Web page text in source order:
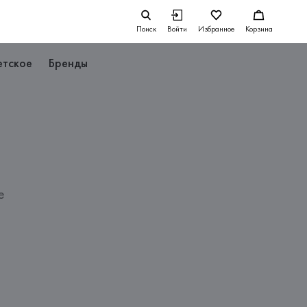
Поиск Войти Избранное Корзина
Бренды